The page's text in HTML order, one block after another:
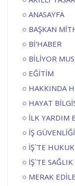
ANASAYFA
BAŞKAN
Bİ'HABER
BİLİYOR
EĞİTİM
HAKKINDA
HAYAT
İLK YARDIM
İŞ
İŞ`TE HUKUK
İŞ`TE SAĞLIK
MERAK